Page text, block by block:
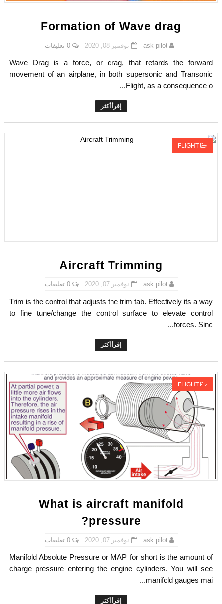
Formation of Wave drag
ask pilot نوفمبر 08, 2020 0 تعليقات
Wave Drag is a force, or drag, that retards the forward
movement of an airplane, in both supersonic and Transonic
Flight, as a consequence o...
إقرأ أكثر
FLIGHT
Aircraft Trimming
ask pilot نوفمبر 07, 2020 0 تعليقات
Trim is the control that adjusts the trim tab. Effectively its a way
to fine tune/change the control surface to elevate control
forces. Sinc...
إقرأ أكثر
FLIGHT
What is aircraft manifold
pressure?
ask pilot نوفمبر 07, 2020 0 تعليقات
Manifold Absolute Pressure or MAP for short is the amount of
charge pressure entering the engine cylinders. You will see
manifold gauges mai...
إقرأ أكثر